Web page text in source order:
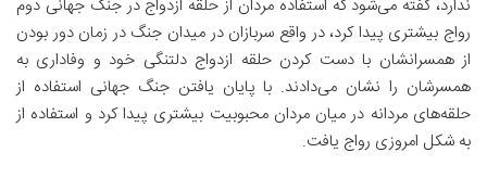
ندارد، گفته می‌شود که استفاده مردان از حلقه ازدواج در جنگ جهانی دوم
رواج بیشتری پیدا کرد، در واقع سربازان در میدان جنگ در زمان دور بودن
از همسرانشان با دست کردن حلقه ازدواج دلتنگی خود و وفاداری به
همسرشان را نشان می‌دادند. با پایان یافتن جنگ جهانی استفاده از
حلقه‌های مردانه در میان مردان محبوبیت بیشتری پیدا کرد و استفاده از
به شکل امروزی رواج یافت.